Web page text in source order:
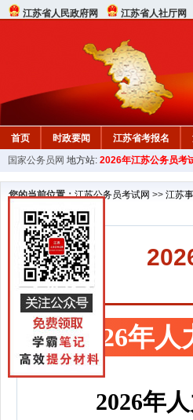
江苏省人民政府网 江苏省人社厅网
首页 时政要闻 江苏省考报名
国家公务员网 地方站: 2026年江苏公务员考
您的当前位置：江苏公务员考试网 >> 江苏
2026年
2026年